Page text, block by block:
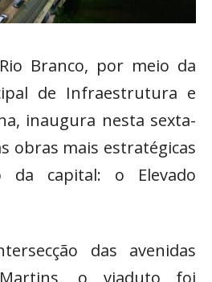
Branco, por meio da
de Infraestrutura e
inaugura nesta sexta-
obras mais estratégicas
capital: o Elevado
das avenidas
o viaduto foi